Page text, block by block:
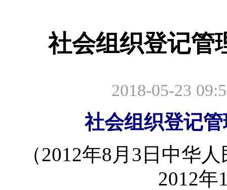
社会组织登记管
2018-05-23
社会组织登记
（2012年8月3日中华
2012年